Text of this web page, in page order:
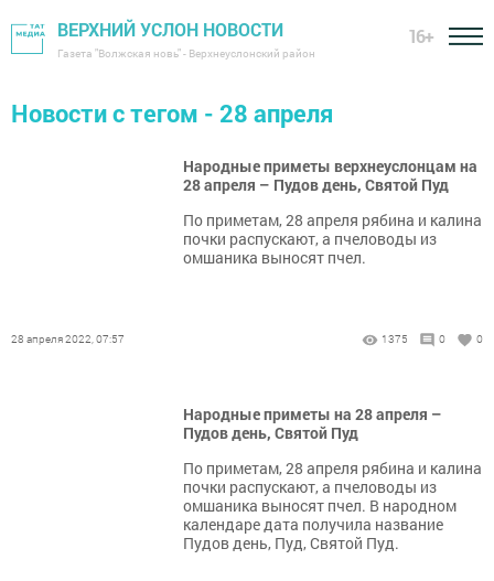
ВЕРХНИЙ УСЛОН НОВОСТИ
Газета "Волжская новь" - Верхнеуслонский район
16+
Новости с тегом - 28 апреля
Народные приметы верхнеуслонцам на
28 апреля – Пудов день, Святой Пуд
По приметам, 28 апреля рябина и калина
почки распускают, а пчеловоды из
омшаника выносят пчел.
28 апреля 2022, 07:57 1375 0 0
Народные приметы на 28 апреля –
Пудов день, Святой Пуд
По приметам, 28 апреля рябина и калина
почки распускают, а пчеловоды из
омшаника выносят пчел. В народном
календаре дата получила название
Пудов день, Пуд, Святой Пуд.